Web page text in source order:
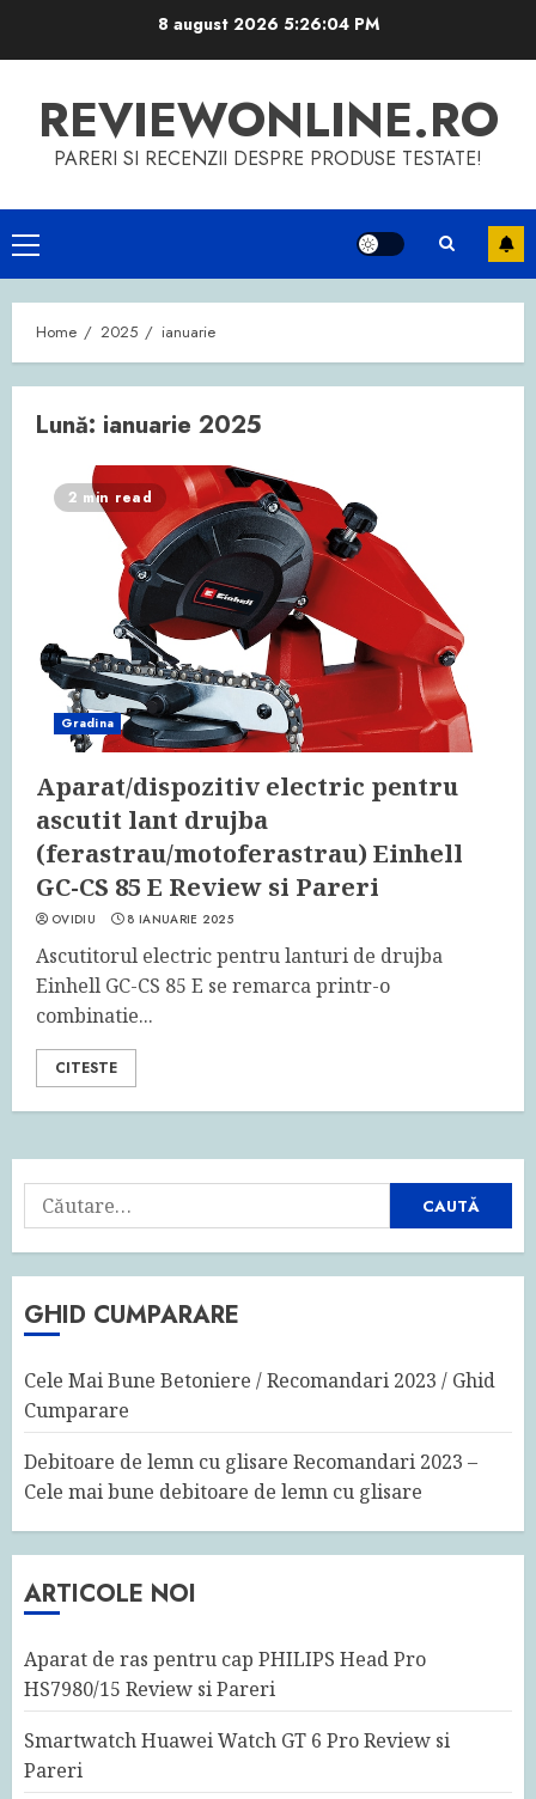
8 august 2026 5:26:05 PM
REVIEWONLINE.RO
PARERI SI RECENZII DESPRE PRODUSE TESTATE!
Primary
Menu
Home 2025 ianuarie
Lună: ianuarie 2025
2 min read
Gradina
Aparat/dispozitiv electric pentru
ascutit lant drujba
(ferastrau/motoferastrau) Einhell
GC-CS 85 E Review si Pareri
OVIDIU 8 IANUARIE 2025
Ascutitorul electric pentru lanturi de drujba
Einhell GC-CS 85 E se remarca printr-o
combinatie...
CITESTE
Caută
după:
GHID CUMPARARE
Cele Mai Bune Betoniere / Recomandari 2023 / Ghid
Cumparare
Debitoare de lemn cu glisare Recomandari 2023 –
Cele mai bune debitoare de lemn cu glisare
ARTICOLE NOI
Aparat de ras pentru cap PHILIPS Head Pro
HS7980/15 Review si Pareri
Smartwatch Huawei Watch GT 6 Pro Review si
Pareri